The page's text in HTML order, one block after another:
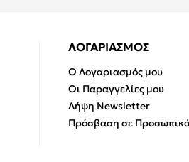
ΛΟΓΑΡΙΑΣΜΟΣ
Ο Λογαριασμός μου
Οι Παραγγελίες μου
Λήψη Newsletter
Πρόσβαση σε